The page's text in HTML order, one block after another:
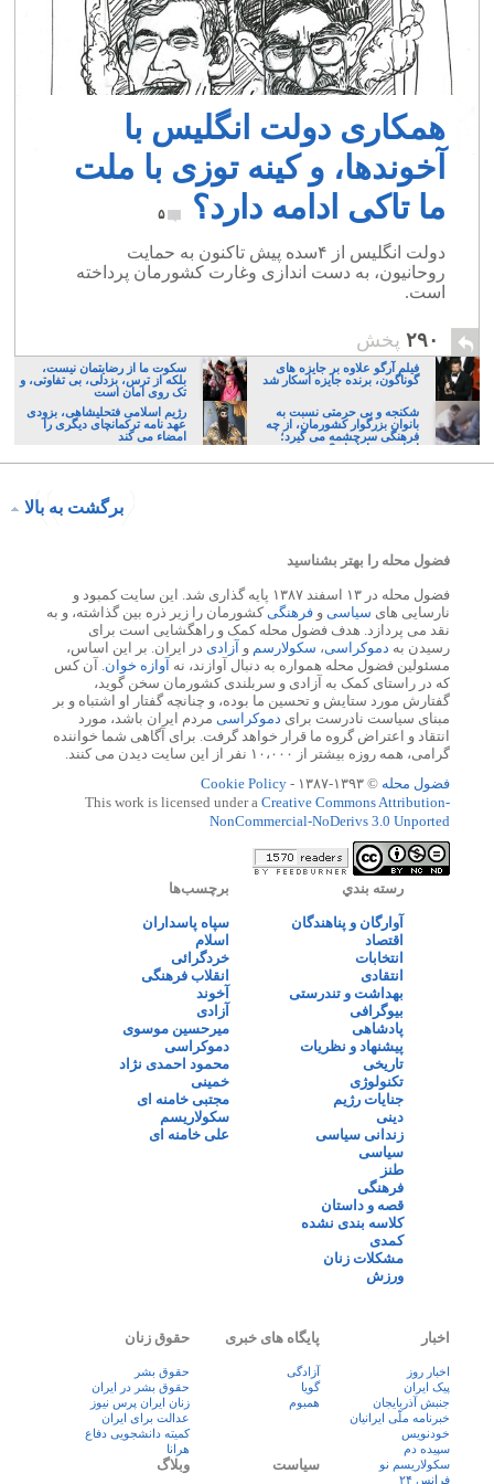
همکاری دولت انگلیس با
آخوندها، و کینه توزی با ملت
ما تاکی ادامه دارد؟
۵
دولت انگلیس از ۴سده پیش تاکنون به حمایت
روحانیون، به دست اندازی وغارت کشورمان پرداخته
است.
۲۹۰ پخش
فیلم آرگو علاوه بر جایزه های
گوناگون، برنده جایزه اسکار شد
سکوت ما از رضایتمان نیست،
بلکه از ترس، بزدلی، بی تفاوتی، و
تک روی امان است
شکنجه و بی حرمتی نسبت به
بانوان بزرگوار کشورمان، از چه
فرهنگی سرچشمه می گیرد؛
ایرانی، و یا تازیان؟
رژیم اسلامی فتحلیشاهی، بزودی
عهد نامه ترکمانچای دیگری را
امضاء می کند
برگشت به بالا
فضول محله را بهتر بشناسید
فضول محله در ۱۳ اسفند ۱۳۸۷ پایه گذاری شد. این سایت کمبود و
نارسایی های سیاسی و فرهنگیکشورمان را زیر ذره بین گذاشته، و به
نقد می پردازد. هدف فضول محله کمک و راهگشایی است برای
رسیدن به دموکراسی، سکولارسم و آزادی در ایران. بر این اساس،
مسئولین فضول محله همواره به دنبال آوازند، نه آوازه خوان. آن کس
که در راستای کمک به آزادی و سربلندی کشورمان سخن گوید،
گفتارش مورد ستایش و تحسین ما بوده، و چنانچه گفتار او اشتباه و بر
مبنای سیاست نادرست برای دموکراسی مردم ایران باشد، مورد
انتقاد و اعتراض گروه ما قرار خواهد گرفت. برای آگاهی شما خواننده
گرامی، همه روزه بیشتر از ۱۰،۰۰۰ نفر از این سایت دیدن می کنند.
فضول محله © ۱۳۹۳-۱۳۸۷ -
Cookie Policy
This work is licensed under a Creative Commons Attribution-
NonCommercial-NoDerivs 3.0 Unported
رسته بندي
آوارگان و پناهندگان
اقتصاد
انتخابات
انتقادی
بهداشت و تندرستی
بیوگرافی
پادشاهی
پیشنهاد و نظریات
تاریخی
تکنولوژی
جنایات رژیم
دینی
زندانی سیاسی
سیاسی
طنز
فرهنگی
قصه و داستان
کلاسه بندی نشده
کمدی
مشکلات زنان
ورزش
برچسب‌ها
سپاه پاسداران
اسلام
خردگرائی
انقلاب فرهنگی
آخوند
آزادی
میرحسین موسوی
دموکراسی
محمود احمدی نژاد
خمینی
مجتبی خامنه ای
سکولاریسم
علی خامنه ای
اخبار
اخبار روز
پيک ايران
جنبش آذربایجان
خبرنامه ملّی ایرانیان
خودنویس
سپیده دم
سکولاریسم نو
فرانس ۲۴
پایگاه های خبری
آزادگی
گویا
همبوم
حقوق زنان
حقوق بشر
حقوق بشر در ایران
زنان ايران پرس نيوز
عدالت برای ایران
کمیته دانشجویی دفاع
هرانا
سیاست وبلاگ